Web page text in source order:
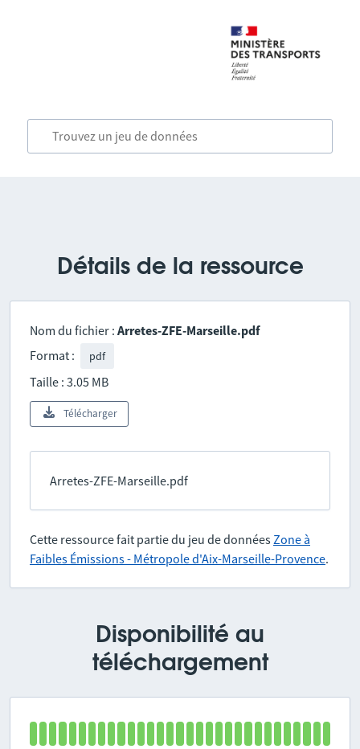
Détails de la ressource
Nom du fichier : Arretes-ZFE-Marseille.pdf
Format :
pdf
Taille : 3.05 MB
Télécharger
Arretes-ZFE-Marseille.pdf
Cette ressource fait partie du jeu de donnéesZone à
Faibles Émissions - Métropole d'Aix-Marseille-Provence.
Disponibilité au
téléchargement